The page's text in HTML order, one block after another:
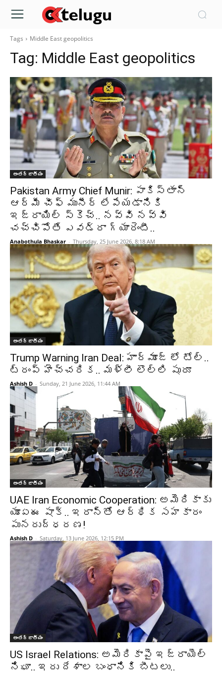
Tags Middle East geopolitics
Tag: Middle East geopolitics
అంతర్జాతీయం
Pakistan Army Chief Munir: పాకిస్తాన్
ఆర్మీ చీఫ్ మునీర్ లేపేయడానికి
ఇజ్రాయిల్ స్కెచ్.. నవ్వి నవ్వి
చచ్చిపోతే ఎవడ్రా గ్యారెంటీ..
Anabothula Bhaskar - Thursday, 25 June 2026, 8:18 AM
అంతర్జాతీయం
Trump Warning Iran Deal: హార్మూజ్ లో టోల్..
ట్రంప్ హెచ్చరిక.. మళ్లీ లొల్లి షురూ
Ashish D - Sunday, 21 June 2026, 11:44 AM
అంతర్జాతీయం
UAE Iran Economic Cooperation: అమెరికాకు
యూఏఈ షాక్‌.. ఇరాన్‌తో ఆర్థిక సహకారం
పునరుద్ధరణ!
Ashish D - Saturday, 13 June 2026, 12:15 PM
అంతర్జాతీయం
US Israel Relations: అమెరికాపై ఇజ్రాయెల్‌
నిఘా.. ఇరు దేశాల బంధానికి బీటలు..